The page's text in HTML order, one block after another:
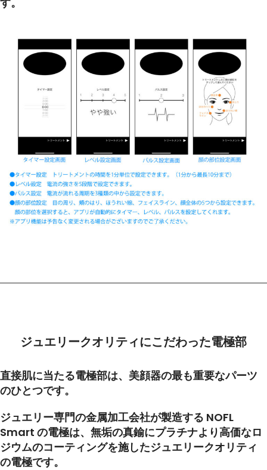
ジュエリークオリティにこだわった電極部
直接肌に当たる電極部は、美顔器の最も重要なパーツ
のひとつです。
ジュエリー専門の金属加工会社が製造する NOFL
Smart の電極は、無垢の真鍮にプラチナより高価なロ
ジウムのコーティングを施したジュエリークオリティ
の電極です。